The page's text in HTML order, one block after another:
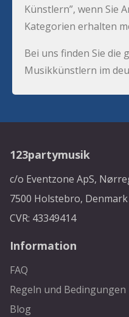
Künstlern”, wenn Sie
Kategorien erhalten
Bei uns finden Sie die
Musikkünstlern im
123partymusik
c/o Eventzone ApS,
7500 Holstebro, Denmark
CVR: 43349414
Information
FAQ
Regeln und Bedingungen
Blog